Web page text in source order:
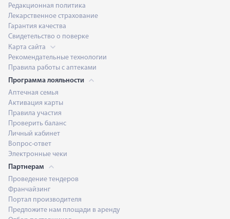
Редакционная политика
Лекарственное страхование
Гарантия качества
Свидетельство о поверке
Карта сайта
Рекомендательные технологии
Правила работы с аптеками
Программа лояльности
Аптечная семья
Активация карты
Правила участия
Проверить баланс
Личный кабинет
Вопрос-ответ
Электронные чеки
Партнерам
Проведение тендеров
Франчайзинг
Портал производителя
Предложите нам площади в аренду